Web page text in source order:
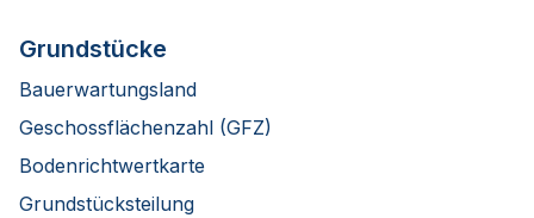
Grundstücke
Bauerwartungsland
Geschossflächenzahl (GFZ)
Bodenrichtwertkarte
Grundstücksteilung